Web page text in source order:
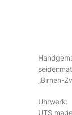
„Birnen-
Uhrwerk:
UTS